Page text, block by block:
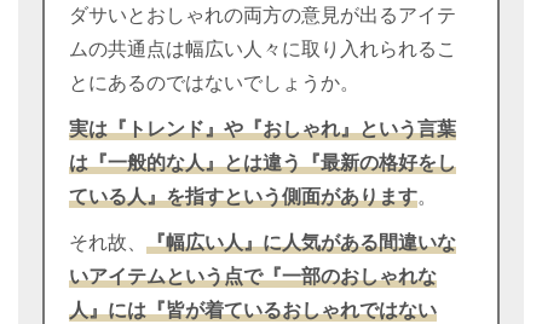
ダサいとおしゃれの両方の意見が出るアイテ
ムの共通点は幅広い人々に取り入れられるこ
とにあるのではないでしょうか。
実は『トレンド』や『おしゃれ』という言葉
は『一般的な人』とは違う『最新の格好をし
ている人』を指すという側面があります。
それ故、 『幅広い人』に人気がある間違いな
いアイテムという点で『一部のおしゃれな
人』には『皆が着ているおしゃれではない